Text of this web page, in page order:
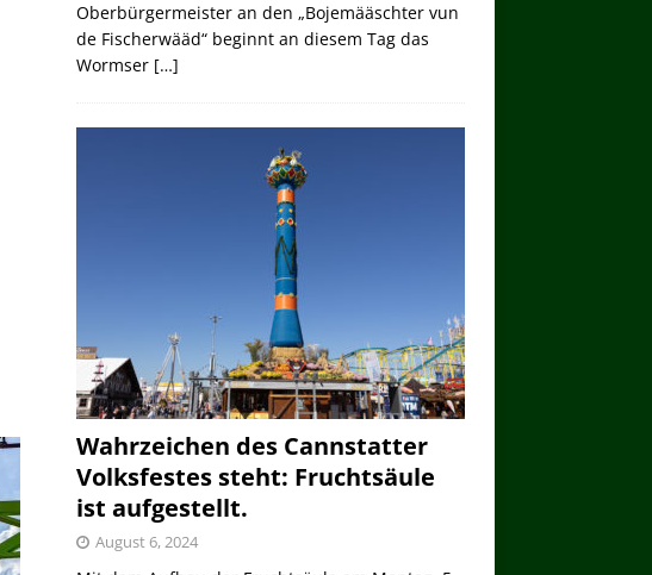
Oberbürgermeister an den „Bojemääschter vun
de Fischerwääd“ beginnt an diesem Tag das
Wormser […]
Wahrzeichen des Cannstatter
Volksfestes steht: Fruchtsäule
ist aufgestellt.
August 6, 2024